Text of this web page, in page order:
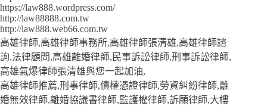
https://law888.wordpress.com/
http://law88888.com.tw
http://law888.web66.com.tw
高雄律師,高雄律師事務所,高雄律師張清雄,高雄律師諮
詢,法律顧問,高雄離婚律師,民事訴訟律師,刑事訴訟律師,
高雄氣爆律師張清雄與您一起加油,
高雄律師推薦,刑事律師,債權憑證律師,勞資糾紛律師,離
婚無效律師,離婚協議書律師,監護權律師,訴願律師,大樓